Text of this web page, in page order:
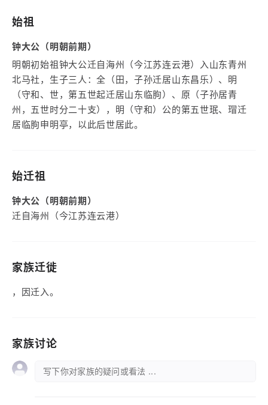
始祖
钟大公（明朝前期）
明朝初始祖钟大公迁自海州（今江苏连云港）入山东青州
北马社，生子三人：全（田，子孙迁居山东昌乐）、明
（守和、世，第五世起迁居山东临朐）、原（子孙居青
州，五世时分二十支），明（守和）公的第五世珉、瑁迁
居临朐申明亭，以此后世居此。
始迁祖
钟大公（明朝前期）
迁自海州（今江苏连云港）
家族迁徙
，因迁入。
家族讨论
写下你对家族的疑问或看法 ...